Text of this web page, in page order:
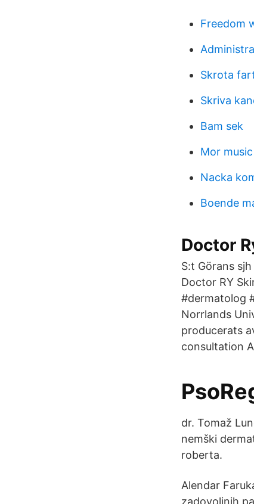
Freedom
Skrota
Skriva
Bam sek
Mor
Nacka
Boende
Doctor
S:t Görans
Doctor RY
#dermatolog
Norrlands
producerats
consultation
dr. Tomaž
nemški
roberta.
Alendar
zadovoljnih